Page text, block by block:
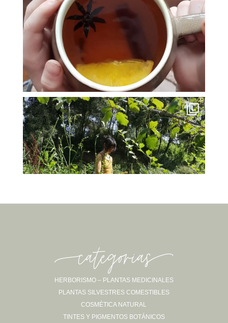
Sígueme en Instagram
-categorias-
HERBORISMO – PLANTAS MEDICINALES
PLANTAS SILVESTRES COMESTIBLES
COSMÉTICA NATURAL
TINTES Y PIGMENTOS BOTÁNICOS